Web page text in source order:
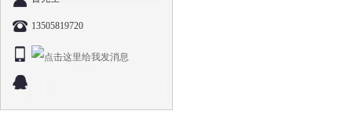
13505819720